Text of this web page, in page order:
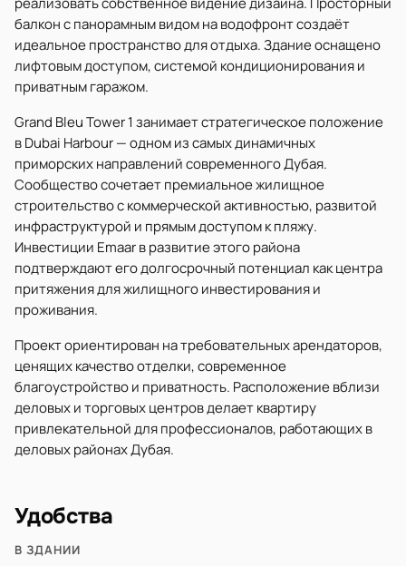
балкон с панорамным видом на водофронт создаёт
идеальное пространство для отдыха. Здание оснащено
лифтовым доступом, системой кондиционирования и
приватным гаражом.
Grand Bleu Tower 1 занимает стратегическое положение
в Dubai Harbour — одном из самых динамичных
приморских направлений современного Дубая.
Сообщество сочетает премиальное жилищное
строительство с коммерческой активностью, развитой
инфраструктурой и прямым доступом к пляжу.
Инвестиции Emaar в развитие этого района
подтверждают его долгосрочный потенциал как центра
притяжения для жилищного инвестирования и
проживания.
Проект ориентирован на требовательных арендаторов,
ценящих качество отделки, современное
благоустройство и приватность. Расположение вблизи
деловых и торговых центров делает квартиру
привлекательной для профессионалов, работающих в
деловых районах Дубая.
Удобства
В ЗДАНИИ